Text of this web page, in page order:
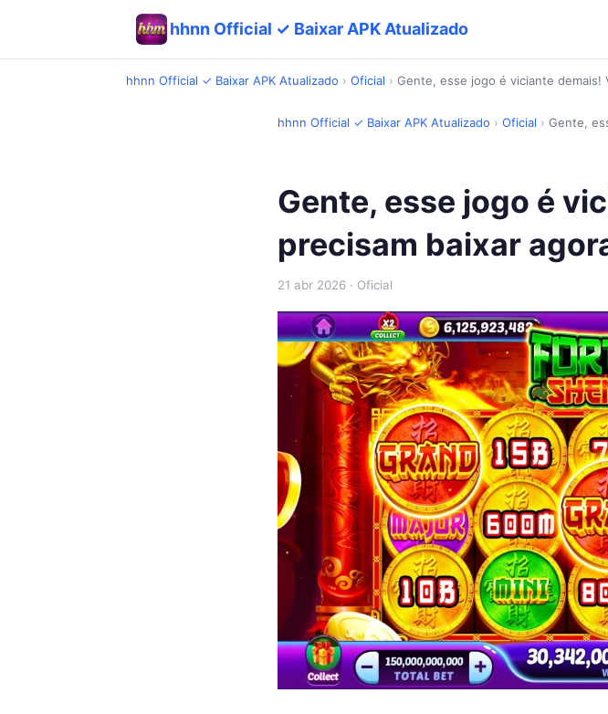
hhnn Official ✓ Baixar APK Atualizado
hhnn Official ✓ Baixar APK Atualizado › Oficial › Gente, esse jogo é viciante demais!
hhnn Official ✓ Baixar APK Atualizado › Oficial › Gente,
Gente, esse jogo é
precisam baixar
21 abr 2026 · Oficial